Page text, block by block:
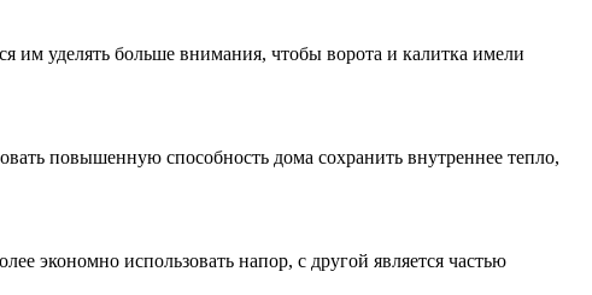
им уделять больше внимания, чтобы ворота и калитка имели
повышенную способность дома сохранить внутреннее тепло,
экономно использовать напор, с другой является частью